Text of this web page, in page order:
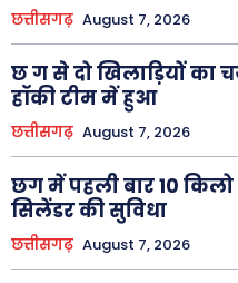
छत्तीसगढ़ August 7, 2026
छ ग से दो खिलाड़ियों का
हॉकी टीम में हुआ
छत्तीसगढ़ August 7, 2026
छग में पहली बार 10
सिलेंडर की सुविधा
छत्तीसगढ़ August 7, 2026